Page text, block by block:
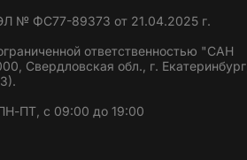
№ ФС77-89373 от 21.04.2025 г.
ответственностью "САН
обл., г. Екатеринбург,
ПТ, с 09:00 до 19:00